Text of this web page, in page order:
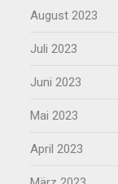
August 2023
Juli 2023
Juni 2023
Mai 2023
April 2023